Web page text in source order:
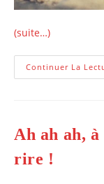
(suite…)
Continuer La
Ah ah ah, à
rire !